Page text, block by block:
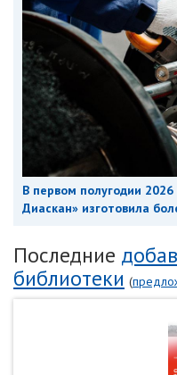
В первом полугодии
Диаскан» изготовила
Последние
библиотеки (